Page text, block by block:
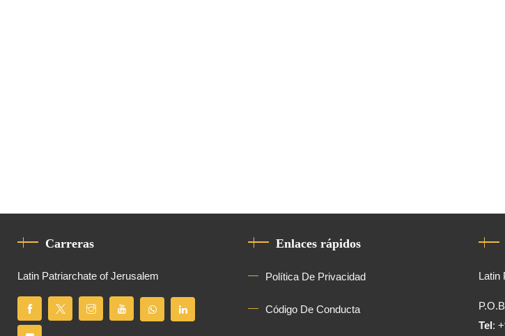
Carreras
Latin Patriarchate of Jerusalem
Enlaces rápidos
Política De Privacidad
Código De Conducta
Tel: